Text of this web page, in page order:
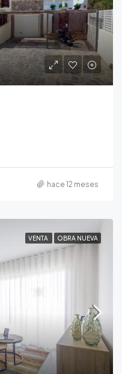
hace 12 meses
VENTA OBRA NUEVA